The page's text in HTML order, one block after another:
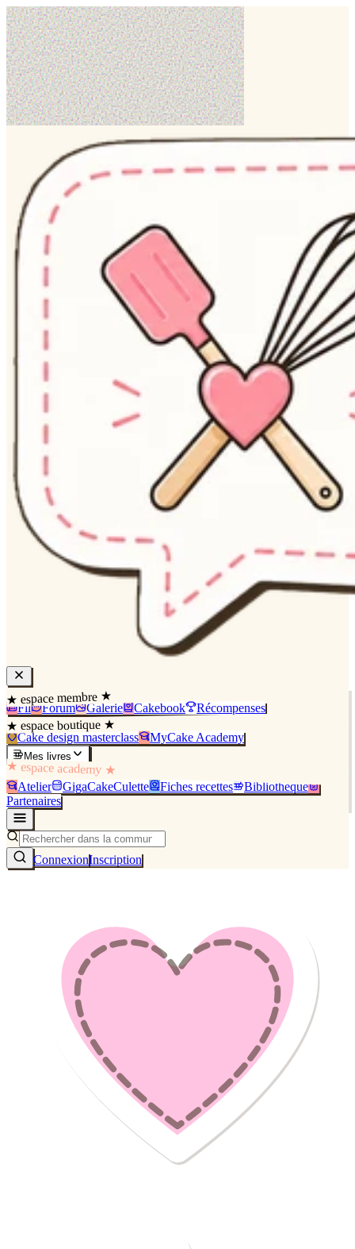
★ espace membre ★
Fil Forum Galerie Cakebook Récompenses
★ espace boutique ★
Cake design masterclass MyCake Academy
Mes livres
★ espace academy ★
Atelier GigaCakeCulette Fiches recettes
Bibliothèque
Partenaires
ConnexionInscription